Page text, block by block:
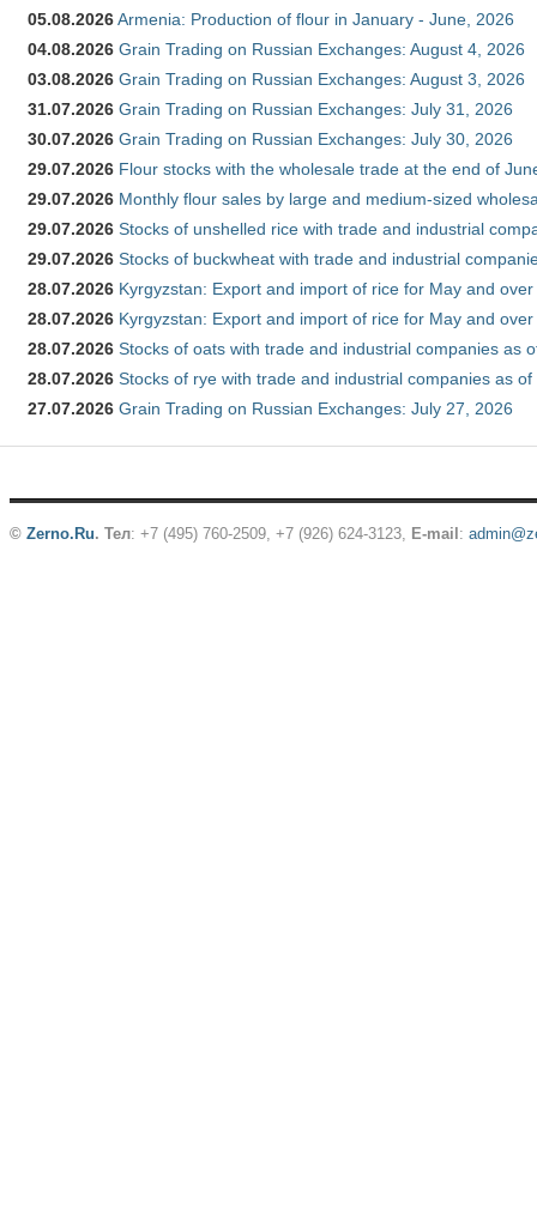
05.08.2026Armenia: Production of flour in January - June, 2026
04.08.2026 Grain Trading on Russian Exchanges: August 4, 2026
03.08.2026 Grain Trading on Russian Exchanges: August 3, 2026
31.07.2026 Grain Trading on Russian Exchanges: July 31, 2026
30.07.2026 Grain Trading on Russian Exchanges: July 30, 2026
29.07.2026 Flour stocks with the wholesale trade at the end of
29.07.2026 Monthly flour sales by large and medium-sized
29.07.2026 Stocks of unshelled rice with trade and industrial
29.07.2026 Stocks of buckwheat with trade and industrial
28.07.2026 Kyrgyzstan: Export and import of rice for May and
28.07.2026 Kyrgyzstan: Export and import of rice for May and
28.07.2026 Stocks of oats with trade and industrial companies as
28.07.2026 Stocks of rye with trade and industrial companies as
27.07.2026 Grain Trading on Russian Exchanges: July 27, 2026
© Zerno.Ru. Тел: +7 (495) 760-2509, +7 (926) 624-3123, E-mail :